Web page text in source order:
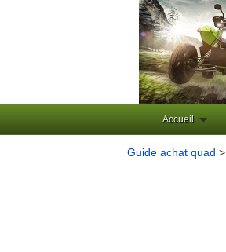
Accueil
Guide achat quad >